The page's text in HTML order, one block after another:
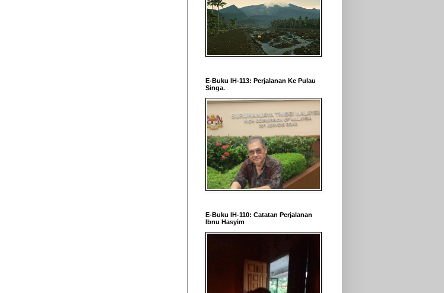
E-Buku IH-113: Perjalanan Ke Pulau
Singa.
E-Buku IH-110: Catatan Perjalanan
Ibnu Hasyim